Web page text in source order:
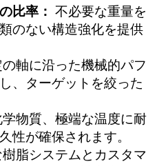
比率：
不必要な重量を
のない構造強化を提供
軸に沿った機械的パフ
、ターゲットを絞った
物質、極端な温度に耐
性が確保されます。
脂システムとカスタマ